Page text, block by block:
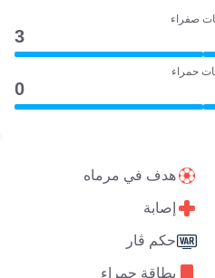
صفراء
3
حمراء
0
هدف في مرماه
إصابة
حكم ڤار
بطاقة حمراء